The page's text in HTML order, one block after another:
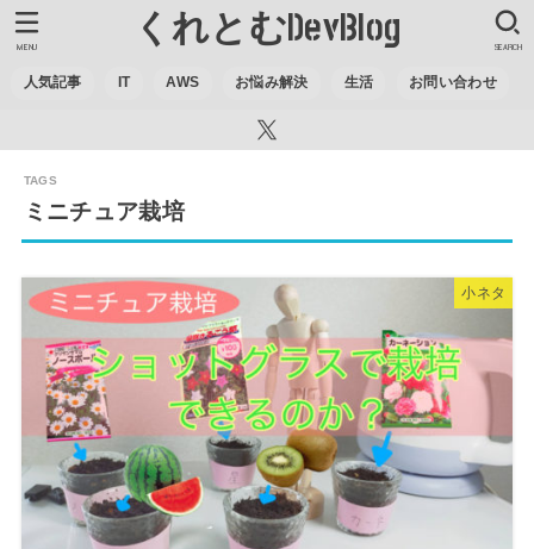
くれとむDevBlog
人気記事 IT AWS お悩み解決 生活 お問い合わせ
SEARCH
MENU
ミニチュア栽培
小ネタ